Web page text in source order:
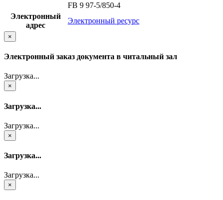
FB 9 97-5/850-4
Электронный
адрес
Электронный ресурс
×
Электронный заказ документа в читальный зал
Загрузка...
×
Загрузка...
Загрузка...
×
Загрузка...
Загрузка...
×